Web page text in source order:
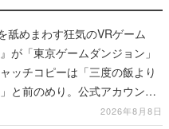
舐めまわす狂気のVRゲーム
が「東京ゲームダンジョン」
ッチコピーは「三度の飯より
と前のめり。公式アカウント
2026年リリースに向けて開発中
2026年8月8日